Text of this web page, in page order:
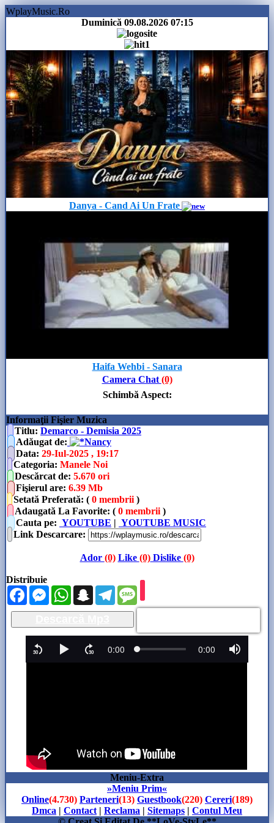
WplayMusic.Ro
Duminică 09.08.2026 07:15
Danya - Cand Ai Un Frate
Haifa Wehbi - Sanara
Camera Chat (0)
Schimbă Aspect:
Informaţii Fişier Muzica
Titlu: Demarco - Demisia 2025
Adăugat de:
Nancy
Data: 29-Iul-2025 , 19:17
Categoria: Manele Noi
Descărcat de: 5.670 ori
Fişierul are: 6.39 Mb
Setată Preferată: ( 0 membrii )
Adaugată La Favorite: ( 0 membrii )
Cauta pe: YOUTUBE | YOUTUBE MUSIC
Link Descarcare:
Ador (0) Like (0)Dislike (0)
Distribuie
FacebookMessengerWhatsAppSnapchatTelegram
Meniu-Extra
»Meniu Prim«
Online(4.730) Parteneri(13) Guestbook(220) Cereri(189)
Dmca | Contact | Reclama | Sitemaps | Contul Meu